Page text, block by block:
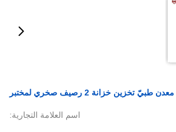
اسم العلامة التجارية: